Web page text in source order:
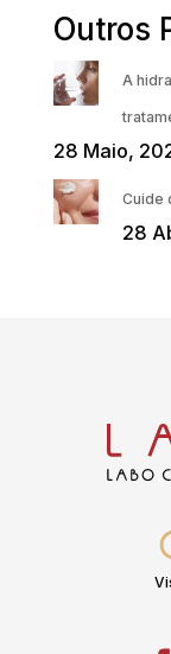
Outros
A
28 Maio,
Cuide
28